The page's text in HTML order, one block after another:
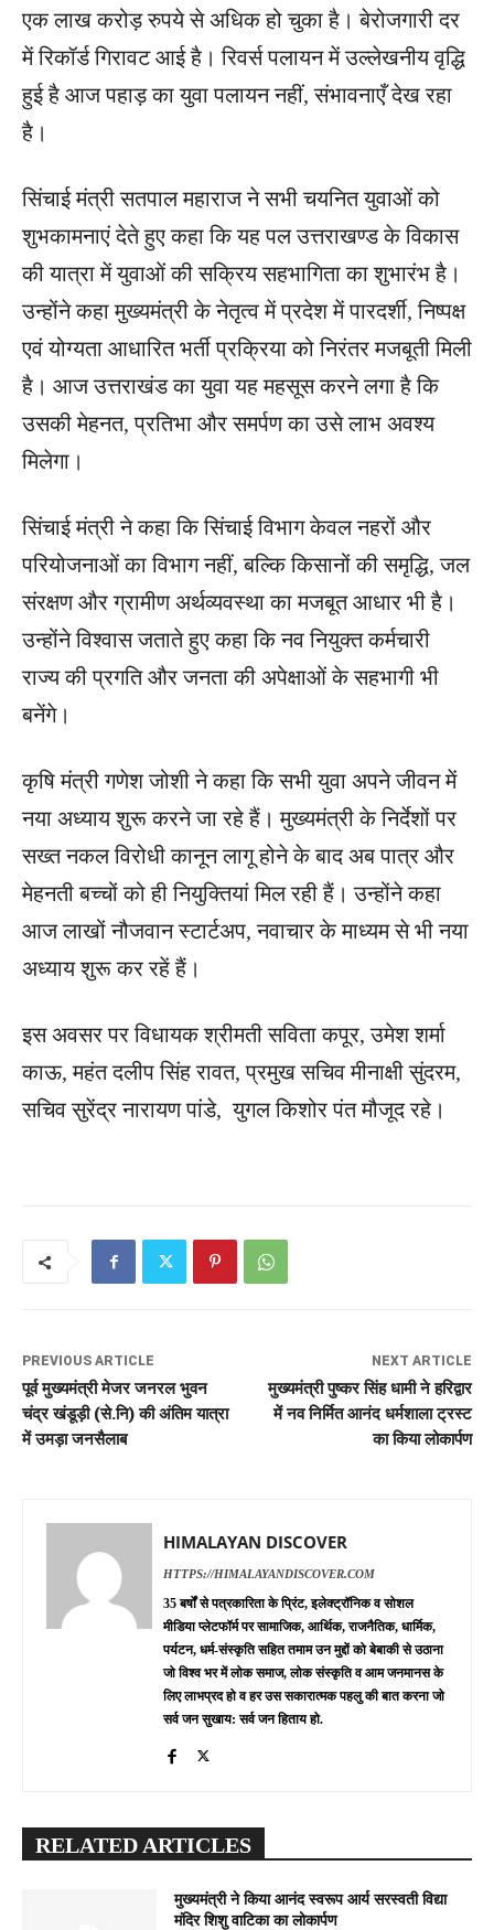
एक लाख करोड़ रुपये से अधिक हो चुका है। बेरोजगारी दर
में रिकॉर्ड गिरावट आई है। रिवर्स पलायन में उल्लेखनीय वृद्धि
हुई है आज पहाड़ का युवा पलायन नहीं, संभावनाएँ देख रहा
है।
सिंचाई मंत्री सतपाल महाराज ने सभी चयनित युवाओं को
शुभकामनाएं देते हुए कहा कि यह पल उत्तराखण्ड के विकास
की यात्रा में युवाओं की सक्रिय सहभागिता का शुभारंभ है।
उन्होंने कहा मुख्यमंत्री के नेतृत्व में प्रदेश में पारदर्शी, निष्पक्ष
एवं योग्यता आधारित भर्ती प्रक्रिया को निरंतर मजबूती मिली
है। आज उत्तराखंड का युवा यह महसूस करने लगा है कि
उसकी मेहनत, प्रतिभा और समर्पण का उसे लाभ अवश्य
मिलेगा।
सिंचाई मंत्री ने कहा कि सिंचाई विभाग केवल नहरों और
परियोजनाओं का विभाग नहीं, बल्कि किसानों की समृद्धि, जल
संरक्षण और ग्रामीण अर्थव्यवस्था का मजबूत आधार भी है।
उन्होंने विश्वास जताते हुए कहा कि नव नियुक्त कर्मचारी
राज्य की प्रगति और जनता की अपेक्षाओं के सहभागी भी
बनेंगे।
कृषि मंत्री गणेश जोशी ने कहा कि सभी युवा अपने जीवन में
नया अध्याय शुरू करने जा रहे हैं। मुख्यमंत्री के निर्देशों पर
सख्त नकल विरोधी कानून लागू होने के बाद अब पात्र और
मेहनती बच्चों को ही नियुक्तियां मिल रही हैं। उन्होंने कहा
आज लाखों नौजवान स्टार्टअप, नवाचार के माध्यम से भी नया
अध्याय शुरू कर रहें हैं।
इस अवसर पर विधायक श्रीमती सविता कपूर, उमेश शर्मा
काऊ, महंत दलीप सिंह रावत, प्रमुख सचिव मीनाक्षी सुंदरम,
सचिव सुरेंद्र नारायण पांडे, युगल किशोर पंत मौजूद रहे।
PREVIOUS ARTICLE
पूर्व मुख्यमंत्री मेजर जनरल भुवन
चंद्र खंडूड़ी (से.नि) की अंतिम यात्रा
में उमड़ा जनसैलाब
NEXT ARTICLE
मुख्यमंत्री पुष्कर सिंह धामी ने हरिद्वार
में नव निर्मित आनंद धर्मशाला ट्रस्ट
का किया लोकार्पण
HIMALAYAN DISCOVER
HTTPS://HIMALAYANDISCOVER.COM
35 बर्षों से पत्रकारिता के प्रिंट, इलेक्ट्रॉनिक व सोशल
मीडिया प्लेटफॉर्म पर सामाजिक, आर्थिक, राजनैतिक, धार्मिक,
पर्यटन, धर्म-संस्कृति सहित तमाम उन मुद्दों को बेबाकी से उठाना
जो विश्व भर में लोक समाज, लोक संस्कृति व आम जनमानस के
लिए लाभप्रद हो व हर उस सकारात्मक पहलु की बात करना जो
सर्व जन सुखाय: सर्व जन हिताय हो.
RELATED ARTICLES
मुख्यमंत्री ने किया आनंद स्वरूप आर्य सरस्वती विद्या
मंदिर शिशु वाटिका का लोकार्पण